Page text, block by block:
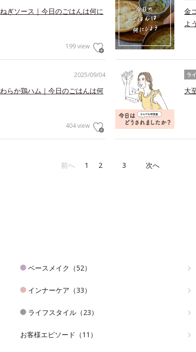
ぎソース｜今日のごはんは何に
199 view
金
よ
2025/09/04
らか鶏ハム｜今日のごはんは何
404 view
ラ
大
前へ 1 2 3 次へ
ベースメイク（52）
インナーケア（33）
ライフスタイル（23）
お客様エピソード（11）